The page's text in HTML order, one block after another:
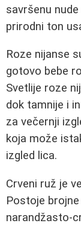
savršenu
prirodni ton
Roze nijanse
gotovo bebe
Svetlije roze
dok tamnije i
za večernji
koja može
izgled lica.
Crveni ruž je
Postoje
narandžasto-